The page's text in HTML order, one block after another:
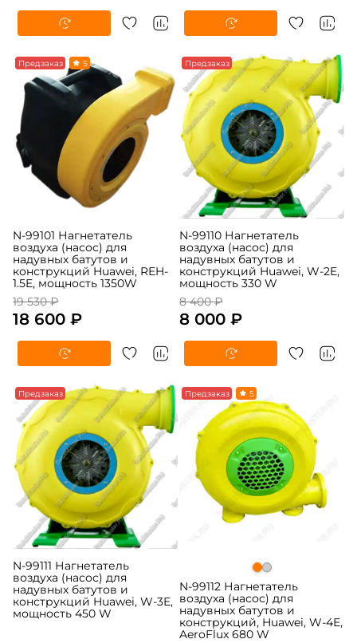
-5% Предзаказ
N-99101 Нагнетатель
воздуха (насос) для
надувных батутов и
конструкций Huawei, REH-
1.5E, мощность 1350W
19 530 ₽
18 600 ₽
-5% Предзаказ
N-99110 Нагнетатель
воздуха (насос) для
надувных батутов и
конструкций Huawei, W-2E,
мощность 330 W
8 400 ₽
8 000 ₽
-5% Предзаказ
N-99111 Нагнетатель
воздуха (насос) для
надувных батутов и
конструкций Huawei, W-3E,
мощность 450 W
-5% Предзаказ
N-99112 Нагнетатель
воздуха (насос) для
надувных батутов и
конструкций, Huawei, W-4E,
AeroFlux 680 W